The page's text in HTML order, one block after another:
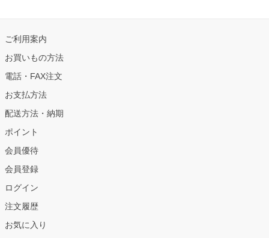
ご利用案内
お買いもの方法
電話・FAX注文
お支払方法
配送方法・納期
ポイント
会員優待
会員登録
ログイン
注文履歴
お気に入り